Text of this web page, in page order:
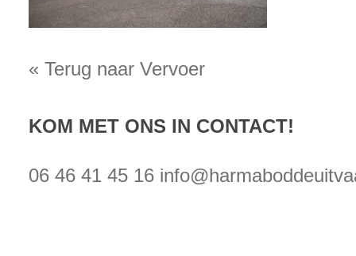
« Terug naar Vervoer
KOM MET ONS IN CONTACT!
06 46 41 45 16